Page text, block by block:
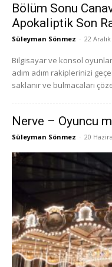
Bölüm Sonu
Apokaliptik Son
Süleyman Sönmez - 22 Aralık
Bilgisayar ve konsol
adım adım rakiplerinizi
saklanır ve bulmacaları
Nerve – Oyuncu
Süleyman Sönmez - 20